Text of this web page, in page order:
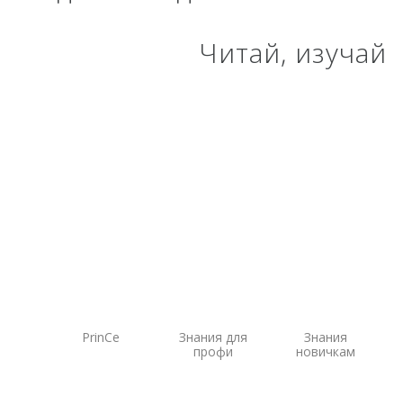
Читай,
PrinCe
Знания для
профи
Знания
новичкам